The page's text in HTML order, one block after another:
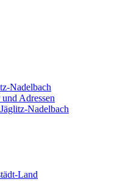
Nadelbach
Adressen
Nadelbach
Land